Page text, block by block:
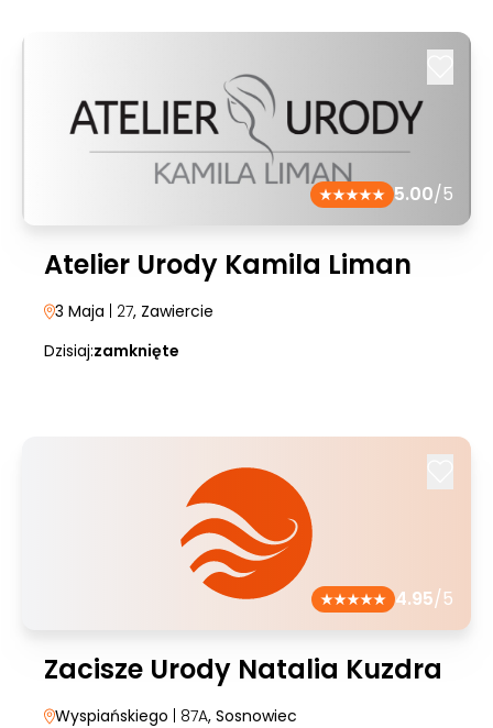
5.00/5
Atelier Urody Kamila Liman
3 Maja | 27, Zawiercie
Dzisiaj:zamknięte
4.95/5
Zacisze Urody Natalia Kuzdra
Wyspiańskiego | 87A, Sosnowiec